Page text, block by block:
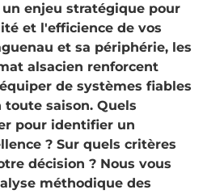
enjeu stratégique pour
et l'efficience de vos
et sa périphérie, les
alsacien renforcent
de systèmes fiables
saison. Quels
pour identifier un
? Sur quels critères
décision ? Nous vous
méthodique des